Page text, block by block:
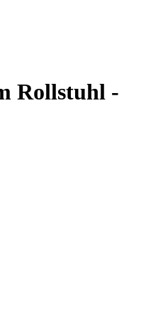
Rollstuhl -